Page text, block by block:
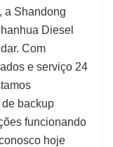
a Shandong
Diesel
Com
e serviço 24
backup
funcionando
hoje